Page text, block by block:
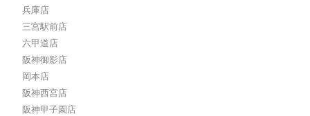
兵庫店
三宮駅前店
六甲道店
阪神御影店
岡本店
阪神西宮店
阪神甲子園店